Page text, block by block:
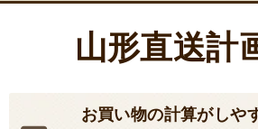
山形直送計
お買い物の計算がしや